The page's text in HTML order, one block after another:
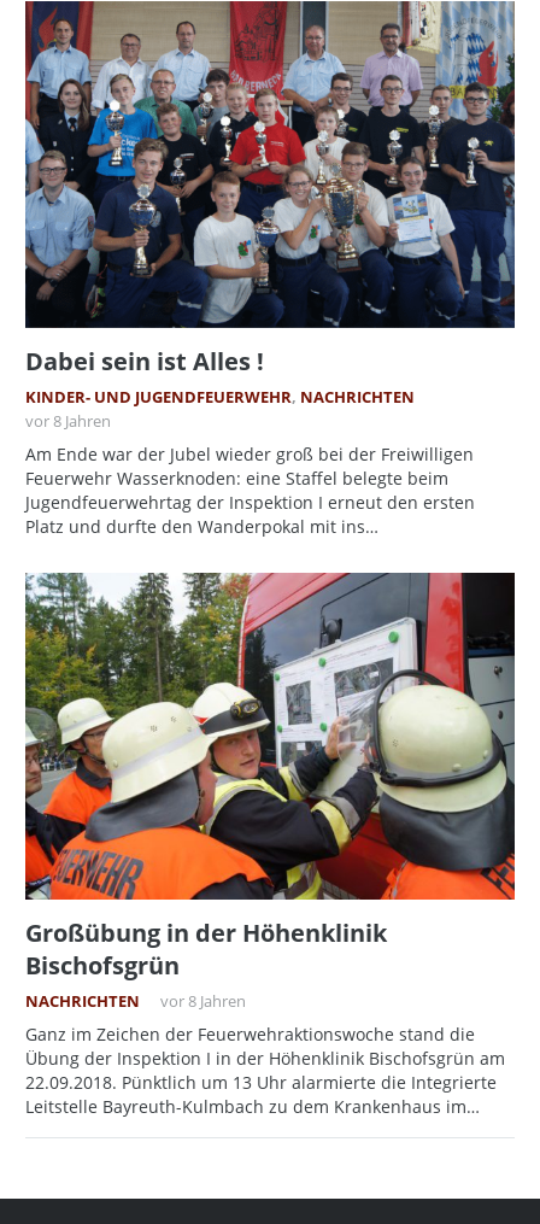
Dabei sein ist Alles !
KINDER- UND JUGENDFEUERWEHR, NACHRICHTEN
vor 8 Jahren
Am Ende war der Jubel wieder groß bei der Freiwilligen
Feuerwehr Wasserknoden: eine Staffel belegte beim
Jugendfeuerwehrtag der Inspektion I erneut den ersten
Platz und durfte den Wanderpokal mit ins…
Großübung in der Höhenklinik
Bischofsgrün
NACHRICHTEN vor 8 Jahren
Ganz im Zeichen der Feuerwehraktionswoche stand die
Übung der Inspektion I in der Höhenklinik Bischofsgrün am
22.09.2018. Pünktlich um 13 Uhr alarmierte die Integrierte
Leitstelle Bayreuth-Kulmbach zu dem Krankenhaus im…